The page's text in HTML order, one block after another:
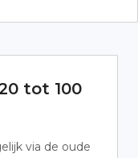
tot 100
via de oude